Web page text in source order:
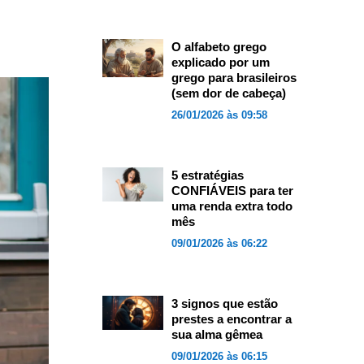
O alfabeto grego
explicado por um
grego para brasileiros
(sem dor de cabeça)
26/01/2026 às 09:58
5 estratégias
CONFIÁVEIS para ter
uma renda extra todo
mês
09/01/2026 às 06:22
3 signos que estão
prestes a encontrar a
sua alma gêmea
09/01/2026 às 06:15